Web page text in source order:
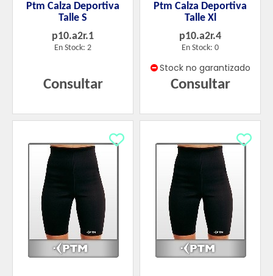
Ptm Calza Deportiva
Talle S
p10.a2r.1
En Stock: 2
Consultar
Ptm Calza Deportiva
Talle Xl
p10.a2r.4
En Stock: 0
Stock no garantizado
Consultar